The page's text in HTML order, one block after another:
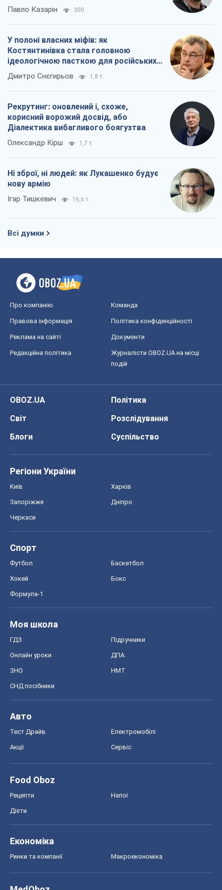
Павло Казарін 300
У полоні власних міфів: як
Костянтинівка стала головною
ідеологічною пасткою для російських
окупантів
Дмитро Снєгирьов 1,8 т.
Рекрутинг: оновлений і, схоже,
корисний ворожий досвід, або
Діалектика вибагливого боягузтва
Олександр Кірш 1,7 т.
Ні зброї, ні людей: як Лукашенко будує
нову армію
Ігар Тишкевич 16,6 т.
Всі думки
Про компанію Команда
Правова інформація Політика конфіденційності
Реклама на сайті Документи
Редакційна політика
Журналісти OBOZ.UA на місці
подій
OBOZ.UA
Політика
Світ
Розслідування
Блоги
Суспільство
Регіони України
Київ Харків
Запоріжжя Дніпро
Черкаси
Спорт
Футбол Баскетбол
Хокей Бокс
Формула-1
Моя школа
ГДЗ Підручники
Онлайн уроки ДПА
ЗНО НМТ
СНД посібники
Авто
Тест Драйв Електромобілі
Акції Сервіс
Food Oboz
Рецепти Напої
Дієти
Економіка
Ринки та компанії Макроекономіка